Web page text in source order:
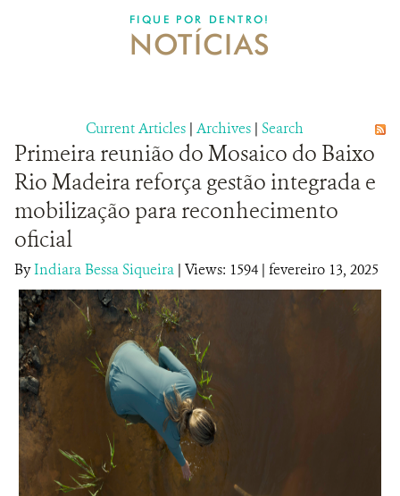
FIQUE POR DENTRO!
NOTÍCIAS
Current Articles | Archives | Search
Primeira reunião do Mosaico do Baixo
Rio Madeira reforça gestão integrada e
mobilização para reconhecimento
oficial
ByIndiara Bessa Siqueira | Views: 1594 | fevereiro 13, 2025